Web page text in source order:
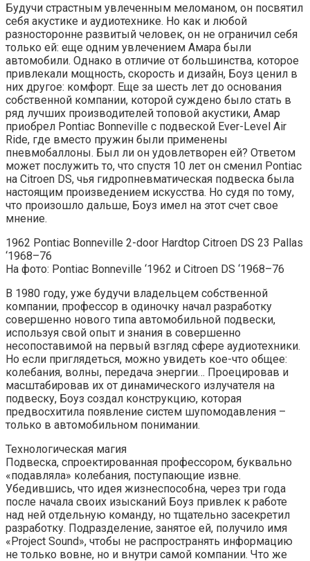
Будучи страстным увлеченным меломаном, он посвятил
себя акустике и аудиотехнике. Но как и любой
разносторонне развитый человек, он не ограничил себя
только ей: еще одним увлечением Амара были
автомобили. Однако в отличие от большинства, которое
привлекали мощность, скорость и дизайн, Боуз ценил в
них другое: комфорт. Еще за шесть лет до основания
собственной компании, которой суждено было стать в
ряд лучших производителей топовой акустики, Амар
приобрел Pontiac Bonneville с подвеской Ever-Level Air
Ride, где вместо пружин были применены
пневмобаллоны. Был ли он удовлетворен ей? Ответом
может послужить то, что спустя 10 лет он сменил Pontiac
на Citroen DS, чья гидропневматическая подвеска была
настоящим произведением искусства. Но судя по тому,
что произошло дальше, Боуз имел на этот счет свое
мнение.
1962 Pontiac Bonneville 2-door Hardtop Citroen DS 23 Pallas
‘1968–76
На фото: Pontiac Bonneville ‘1962 и Citroen DS ‘1968–76
В 1980 году, уже будучи владельцем собственной
компании, профессор в одиночку начал разработку
совершенно нового типа автомобильной подвески,
используя свой опыт и знания в совершенно
несопоставимой на первый взгляд сфере аудиотехники.
Но если приглядеться, можно увидеть кое-что общее:
колебания, волны, передача энергии… Проецировав и
масштабировав их от динамического излучателя на
подвеску, Боуз создал конструкцию, которая
предвосхитила появление систем шупомодавления –
только в автомобильном понимании.
Технологическая магия
Подвеска, спроектированная профессором, буквально
«подавляла» колебания, поступающие извне.
Убедившись, что идея жизнеспособна, через три года
после начала своих изысканий Боуз привлек к работе
над ней отдельную команду, но тщательно засекретил
разработку. Подразделение, занятое ей, получило имя
«Project Sound», чтобы не распространять информацию
не только вовне, но и внутри самой компании. Что же